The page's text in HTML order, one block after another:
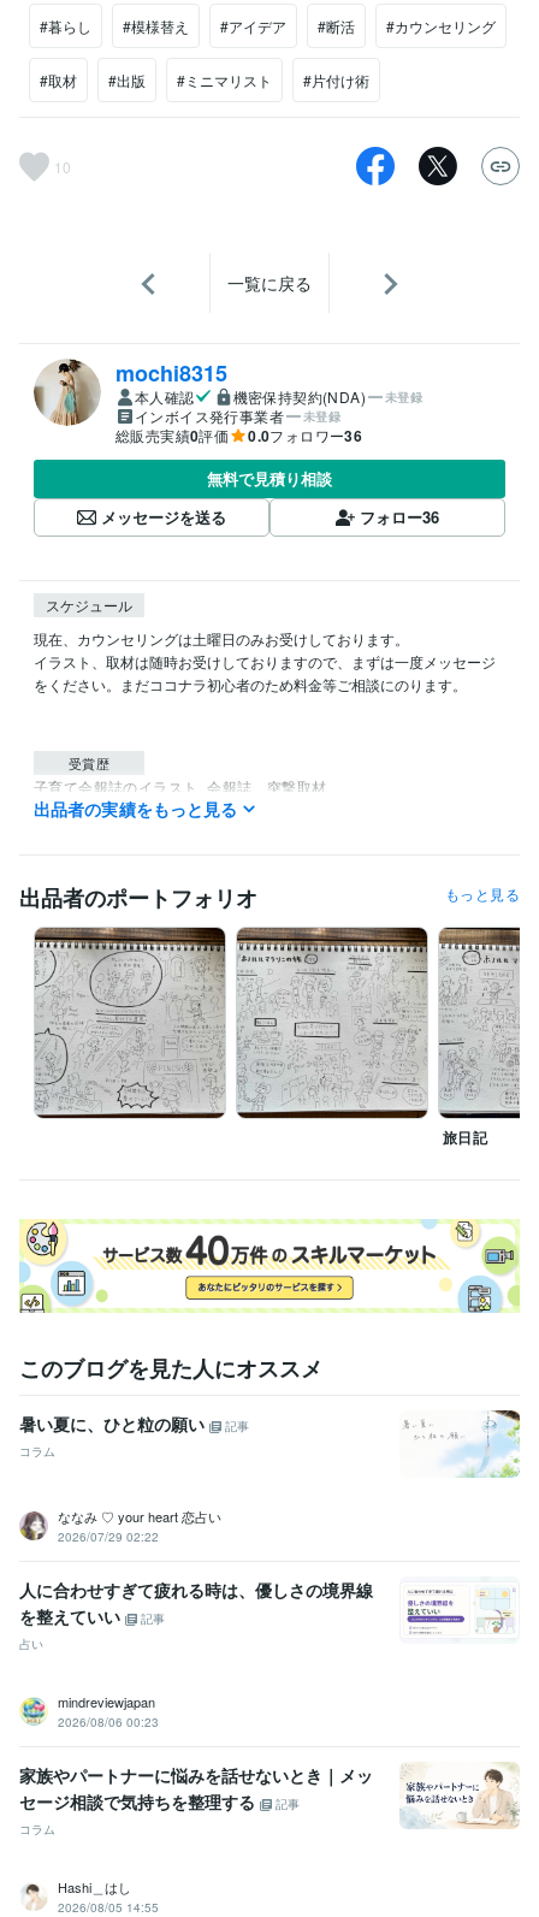
#暮らし #模様替え #アイデア #断活 #カウンセリング
#取材 #出版 #ミニマリスト #片付け術
10
一覧に戻る
mochi8315
本人確認 機密保持契約(NDA) 未登録
インボイス発行事業者 未登録
総販売実績0評価 0.0フォロワー36
無料で見積り相談
メッセージを送る
フォロー36
スケジュール
現在、カウンセリングは土曜日のみお受けしております。
イラスト、取材は随時お受けしておりますので、まずは一度メッセージ
をください。まだココナラ初心者のため料金等ご相談にのります。
受賞歴
子育て会報誌のイラスト 会報誌　突撃取材
保育士 取得年 : 2000年
得意分野
イラスト 保育士 子育て 悩み 保育園 絵本 読み聞かせ 母親
悩み相談・カウンセリング 子育て相談、保育士さんの悩み相談
保育士 子育て 悩み 保育園 絵本 読み聞かせ 母親
出品者の実績をもっと見る
出品者のポートフォリオ もっと見る
旅日記
このブログを見た人にオススメ
暑い夏に、ひと粒の願い
記事
コラム
ななみ ♡ your heart 恋占い
2026/07/29 02:22
人に合わせすぎて疲れる時は、優しさの境界線
を整えていい
記事
占い
mindreviewjapan
2026/08/06 00:23
家族やパートナーに悩みを話せないとき｜メッ
セージ相談で気持ちを整理する
記事
コラム
Hashi＿はし
2026/08/05 14:55